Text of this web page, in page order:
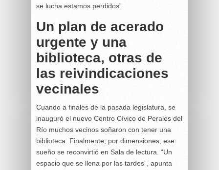
se lucha estamos perdidos”.
Un plan de acerado
urgente y una
biblioteca, otras de
las reivindicaciones
vecinales
Cuando a finales de la pasada legislatura, se
inauguró el nuevo Centro Cívico de Perales del
Río muchos vecinos soñaron con tener una
biblioteca. Finalmente, por dimensiones, ese
sueño se reconvirtió en Sala de lectura. “Un
espacio que se llena por las tardes”, apunta